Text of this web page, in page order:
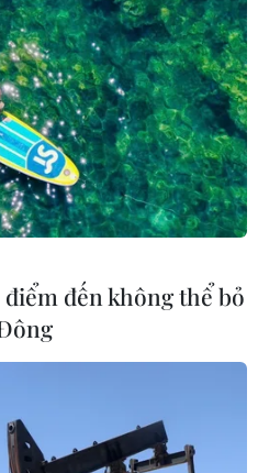
cực từ
tại Congo
người
tiên
đến không thể bỏ